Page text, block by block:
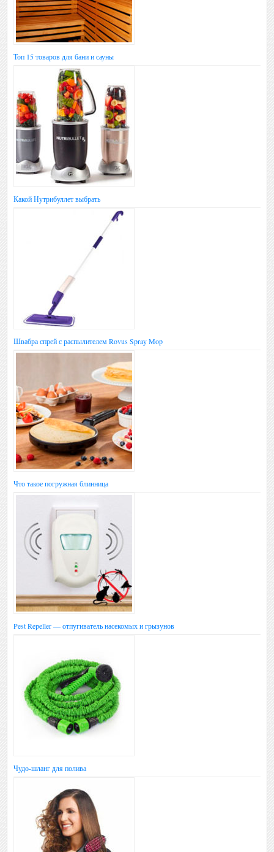
Топ 15 товаров для бани и сауны
Какой Нутрибуллет выбрать
Швабра спрей с распылителем Rovus Spray Mop
Что такое погружная блинница
Pest Repeller — отпугиватель насекомых и грызунов
Чудо-шланг для полива